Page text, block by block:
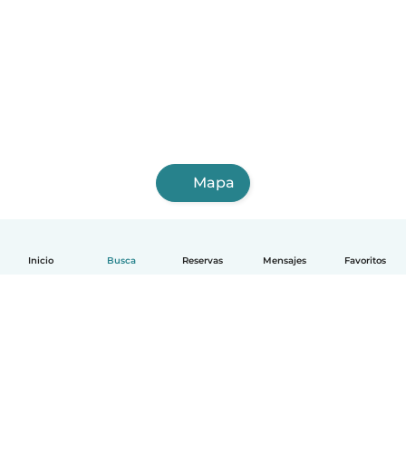
Inicio Busca Reservas Mensajes Favoritos
Mapa